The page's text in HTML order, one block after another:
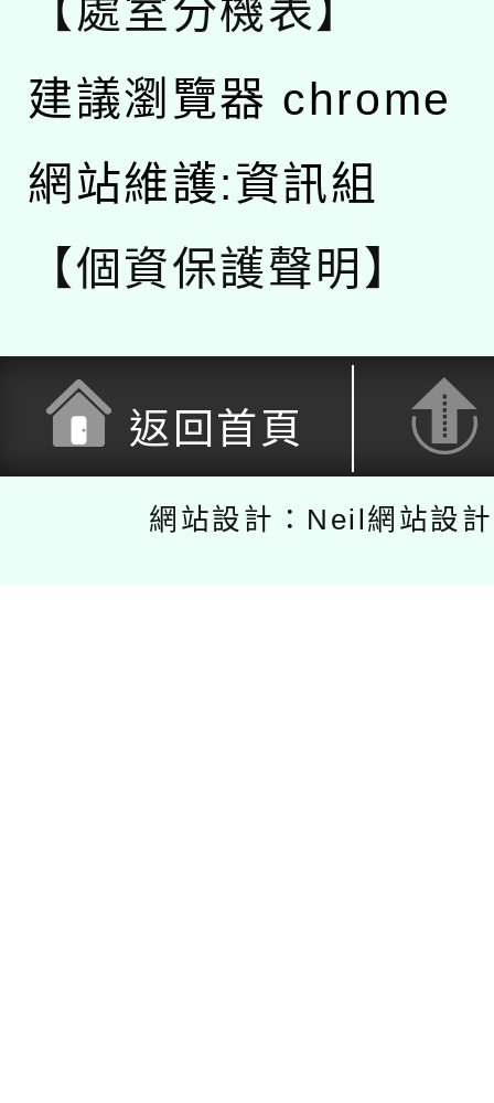
【處室分機表】
建議瀏覽器 chrome
網站維護:資訊組
【個資保護聲明】
返回首頁
網站設計：Neil網站設